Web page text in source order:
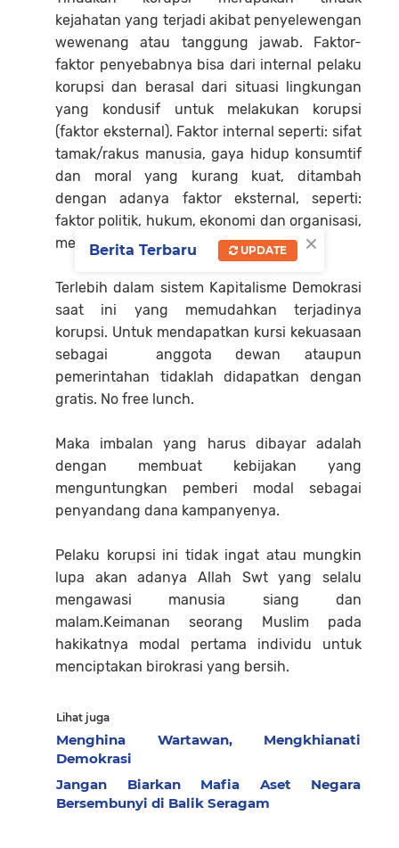
kejahatan yang terjadi akibat penyelewengan
wewenang atau tanggung jawab. Faktor-
faktor penyebabnya bisa dari internal pelaku
korupsi dan berasal dari situasi lingkungan
yang kondusif untuk melakukan korupsi
(faktor eksternal). Faktor internal seperti: sifat
tamak/rakus manusia, gaya hidup konsumtif
dan moral yang kurang kuat, ditambah
dengan adanya faktor eksternal, seperti:
faktor politik, hukum, ekonomi dan organisasi,
mendorong terjadinya korupsi.
Terlebih dalam sistem Kapitalisme Demokrasi
saat ini yang memudahkan terjadinya
korupsi. Untuk mendapatkan kursi kekuasaan
sebagai anggota dewan ataupun
pemerintahan tidaklah didapatkan dengan
gratis. No free lunch.
Maka imbalan yang harus dibayar adalah
dengan membuat kebijakan yang
menguntungkan pemberi modal sebagai
penyandang dana kampanyenya.
Pelaku korupsi ini tidak ingat atau mungkin
lupa akan adanya Allah Swt yang selalu
mengawasi manusia siang dan
malam.Keimanan seorang Muslim pada
hakikatnya modal pertama individu untuk
menciptakan birokrasi yang bersih.
Lihat juga
Menghina Wartawan, Mengkhianati
Demokrasi
Jangan Biarkan Mafia Aset Negara
Bersembunyi di Balik Seragam
×
Berita Terbaru UPDATE